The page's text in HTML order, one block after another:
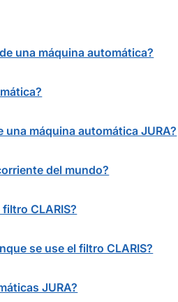
una máquina automática?
máquina automática JURA?
del mundo?
CLARIS?
se use el filtro CLARIS?
JURA?